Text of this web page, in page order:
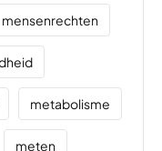
mensenrechten
metabolisme
meten